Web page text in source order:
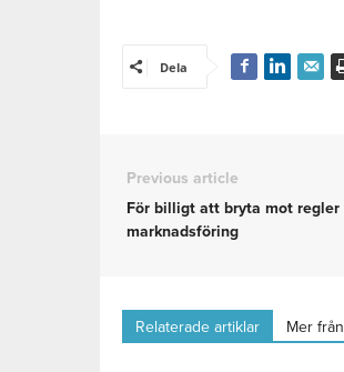
Dela
Previous article
För billigt att bryta mot regler
marknadsföring
Relaterade artiklar Mer